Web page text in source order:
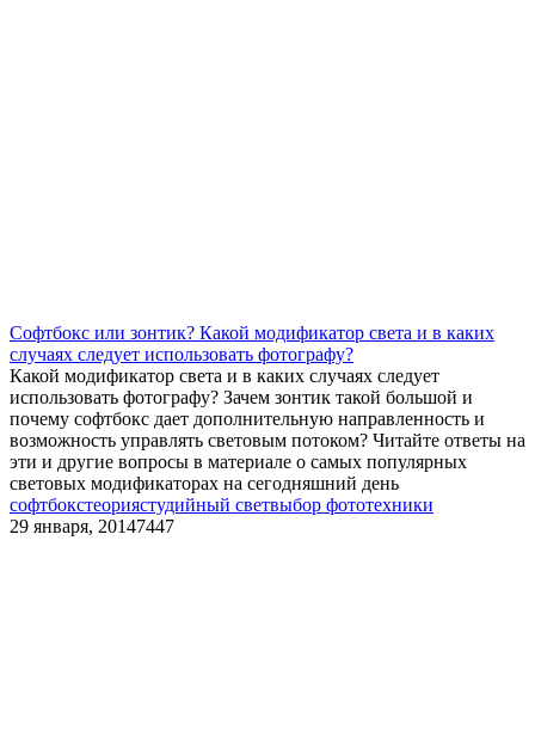
Софтбокс или зонтик? Какой модификатор света и в каких
случаях следует использовать фотографу?
Какой модификатор света и в каких случаях следует
использовать фотографу? Зачем зонтик такой большой и
почему софтбокс дает дополнительную направленность и
возможность управлять световым потоком? Читайте ответы на
эти и другие вопросы в материале о самых популярных
световых модификаторах на сегодняшний день
софтбокстеориястудийный светвыбор фототехники
29 января, 20147447